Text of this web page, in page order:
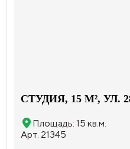
СТУДИЯ, 15 М², УЛ.
Площадь: 15 кв.м.
Арт. 21345